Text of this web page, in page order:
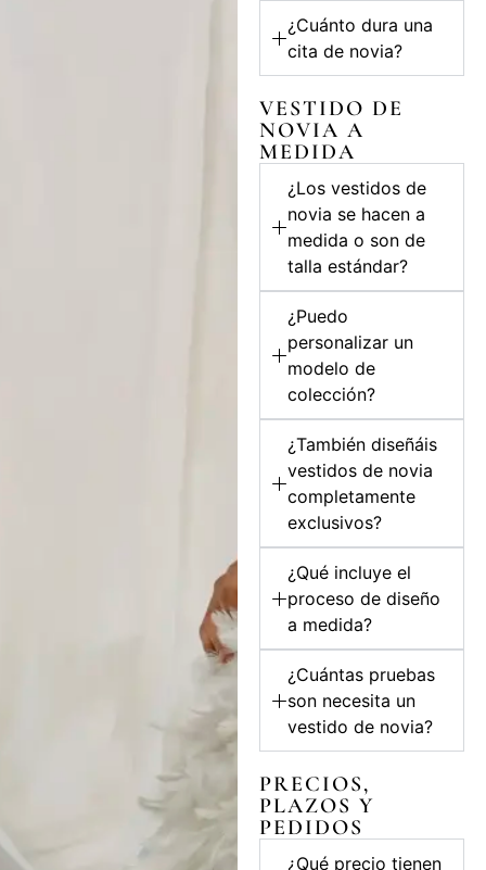
¿Cuánto dura una
cita de novia?
VESTIDO DE
NOVIA A
MEDIDA
¿Los vestidos de
novia se hacen a
medida o son de
talla estándar?
¿Puedo
personalizar un
modelo de
colección?
¿También diseñáis
vestidos de novia
completamente
exclusivos?
¿Qué incluye el
proceso de diseño
a medida?
¿Cuántas pruebas
son necesita un
vestido de novia?
PRECIOS,
PLAZOS Y
PEDIDOS
¿Qué precio tienen